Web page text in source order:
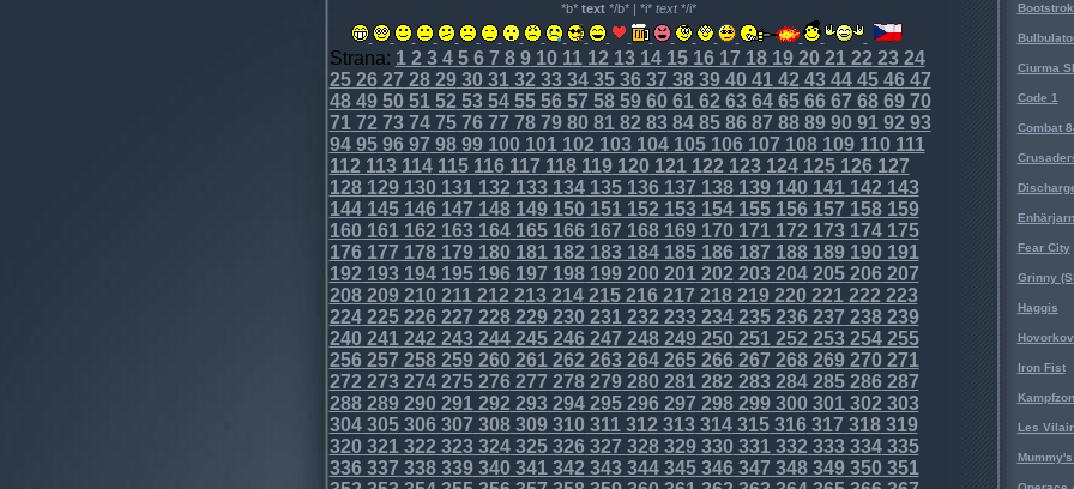
*b* text*/b* | *i* text*/i*
Strana: 12 34567 89101112 1314151617 1819202122 2324
252627 2829303132 3334353637 3839404142 4344454647
4849505152 5354555657 5859606162 6364656667 686970
7172 7374757677 7879808182 8384858687 8889909192 93
94959697 9899100101102 103104105106107 108109110111
112 113114115116117 118119120121122 123124125126127
128129130131132 133134135136137 138139140141142 143
144145146147 148149150151152 153154155156157 158159
160161162 163164165166167 168169170171172 173174175
176177 178179180181182 183184185186187 188189190191
192 193194195196197 198199200201202 203204205206207
208209210211212 213214215216217 218219220221222 223
224225226227 228229230231232 233234235236237 238239
240241242 243244245246247 248249250251252 253254255
256257 258259260261262 263264265266267 268269270271
272 273274275276277 278279280281282 283284285286287
288289290291292 293294295296297 298299300301302 303
304305306307 308309310311312 313314315316317 318319
320321322 323324325326327 328329330331332 333334335
336337 338339340341342 343344345346347 348349350351
Ciurma
Code 1
Combat
Fear City
Grinny
Haggis
Iron Fist
Les